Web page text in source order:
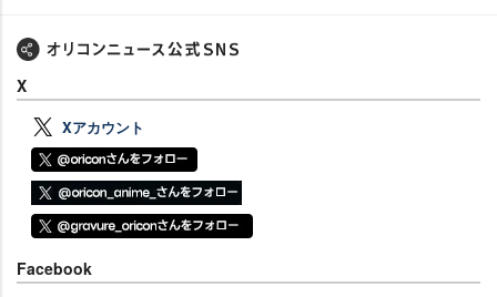
X
Xアカウント
Facebook